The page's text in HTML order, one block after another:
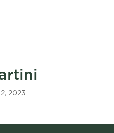
2023